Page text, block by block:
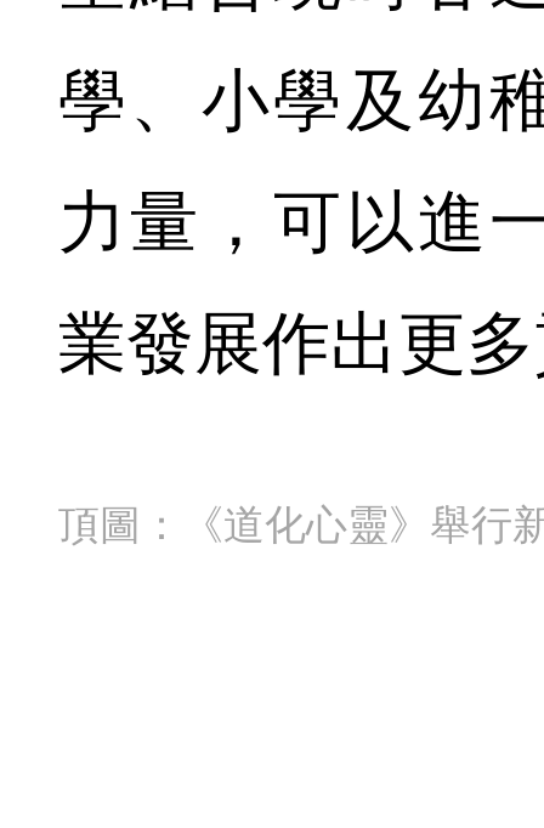
學、小學及幼
力量，可以進
業發展作出更
頂圖：《道化心靈》舉行